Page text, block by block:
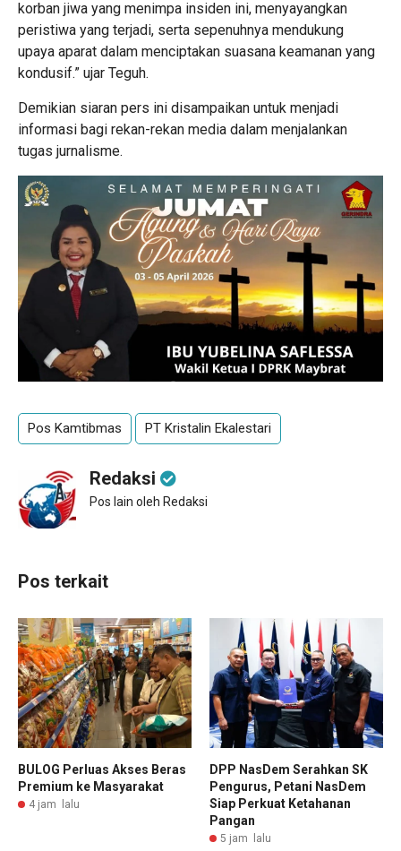
korban jiwa yang menimpa insiden ini, menyayangkan
peristiwa yang terjadi, serta sepenuhnya mendukung
upaya aparat dalam menciptakan suasana keamanan yang
kondusif.” ujar Teguh.
Demikian siaran pers ini disampaikan untuk menjadi
informasi bagi rekan-rekan media dalam menjalankan
tugas jurnalisme.
Pos Kamtibmas PT Kristalin Ekalestari
Redaksi
Pos lain oleh Redaksi
Pos terkait
BULOG Perluas Akses Beras
Premium ke Masyarakat
4 jam lalu
DPP NasDem Serahkan SK
Pengurus, Petani NasDem
Siap Perkuat Ketahanan
Pangan
5 jam lalu